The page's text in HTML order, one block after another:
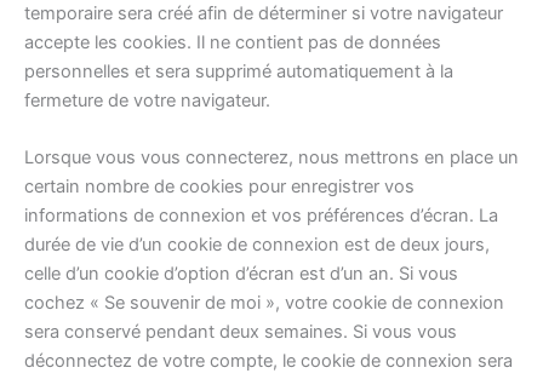
temporaire sera créé afin de déterminer si votre navigateur
accepte les cookies. Il ne contient pas de données
personnelles et sera supprimé automatiquement à la
fermeture de votre navigateur.
Lorsque vous vous connecterez, nous mettrons en place un
certain nombre de cookies pour enregistrer vos
informations de connexion et vos préférences d’écran. La
durée de vie d’un cookie de connexion est de deux jours,
celle d’un cookie d’option d’écran est d’un an. Si vous
cochez « Se souvenir de moi », votre cookie de connexion
sera conservé pendant deux semaines. Si vous vous
déconnectez de votre compte, le cookie de connexion sera